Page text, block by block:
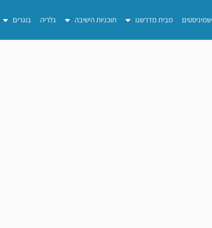
שמיניסטים מבית מדרשנו תוכניות הישיבה גלריה בוגרים